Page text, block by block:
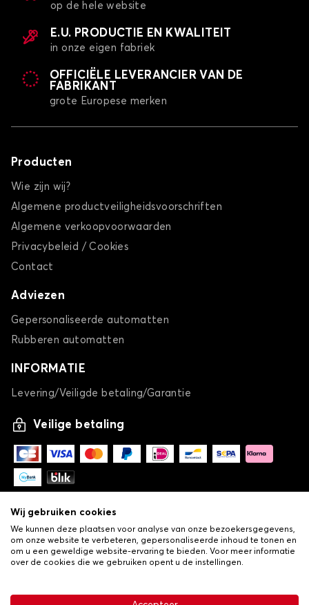
op de hele website
E.U. PRODUCTIE EN KWALITEIT
in onze eigen fabriek
OFFICIËLE LEVERANCIER VAN DE
FABRIKANT
grote Europese merken
Producten
Wie zijn wij?
Algemene productveiligheidsvoorschriften
Algemene verkoopvoorwaarden
Privacybeleid / Cookies
Contact
Adviezen
Gepersonaliseerde automatten
Rubberen automatten
INFORMATIE
Levering/Veiligde betaling/Garantie
Veilige betaling
Algemene verkoopvoorwaarden•Privacy- en cookiebeleid
Wij gebruiken cookies
We kunnen deze plaatsen voor analyse van onze bezoekersgegevens,
om onze website te verbeteren, gepersonaliseerde inhoud te tonen en
om u een geweldige website-ervaring te bieden. Voor meer informatie
over de cookies die we gebruiken opent u de instellingen.